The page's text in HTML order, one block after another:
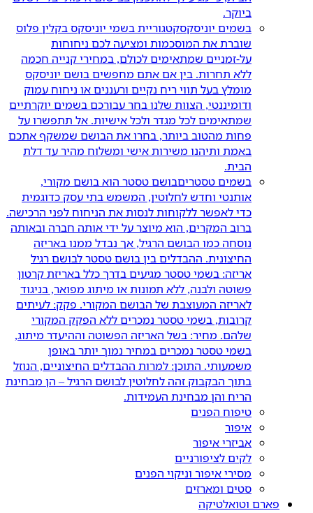
ביוקר.
בשמים יוניסקסקטגוריית בשמי יוניסקס בקלין פלוס
שוברת את המוסכמות ומציעה לכם ניחוחות
על-זמניים שמתאימים לכולם, במחירי קנייה חכמה
ללא תחרות. בין אם אתם מחפשים בושם יוניסקס
מומלץ בעל תווי ריח נקיים ורעננים או ניחוח עמוק
ודומיננטי, הצוות שלנו בחר עבורכם בשמים יוקרתיים
שמתאימים לכל מגדר ולכל אישיות. אל תתפשרו על
פחות מהטוב ביותר, בחרו את הבושם שמשקף אתכם
באמת ותיהנו משירות אישי ומשלוח מהיר עד דלת
הבית.
בשמים טסטריםבושם טסטר הוא בושם מקורי,
אותנטי וחדש לחלוטין, המשמש בתי עסק כדוגמית
כדי לאפשר ללקוחות לנסות את הניחוח לפני הרכישה.
ברוב המקרים, הוא מיוצר על ידי אותה חברה ובאותה
נוסחה כמו הבושם הרגיל, אך נבדל ממנו באריזה
החיצונית. ההבדלים בין בושם טסטר לבושם רגיל
אריזה: בשמי טסטר מגיעים בדרך כלל באריזת קרטון
פשוטה ולבנה, ללא תמונות או מיתוג מפואר, בניגוד
לאריזה המעוצבת של הבושם המקורי. פקק: לעיתים
קרובות, בשמי טסטר נמכרים ללא הפקק המקורי
שלהם. מחיר: בשל האריזה הפשוטה וההיעדר מיתוג,
בשמי טסטר נמכרים במחיר נמוך יותר באופן
משמעותי. התוכן: למרות ההבדלים החיצוניים, הנוזל
בתוך הבקבוק זהה לחלוטין לבושם הרגיל – הן מבחינת
הריח והן מבחינת העמידות.
טיפוח הפנים
איפור
אביזרי איפור
לקים לציפורניים
מסירי איפור וניקוי הפנים
סטים ומארזים
פארם וטואלטיקה